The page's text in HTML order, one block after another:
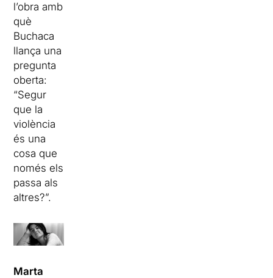
l’obra amb
què
Buchaca
llança una
pregunta
oberta:
“Segur
que la
violència
és una
cosa que
només els
passa als
altres?”.
Marta